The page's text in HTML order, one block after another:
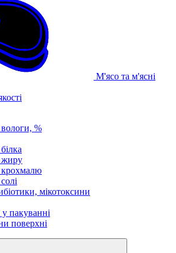
М'ясо та м'ясні
%
жиру
крохмалю
мікотоксини
у пакуванні
поверхні